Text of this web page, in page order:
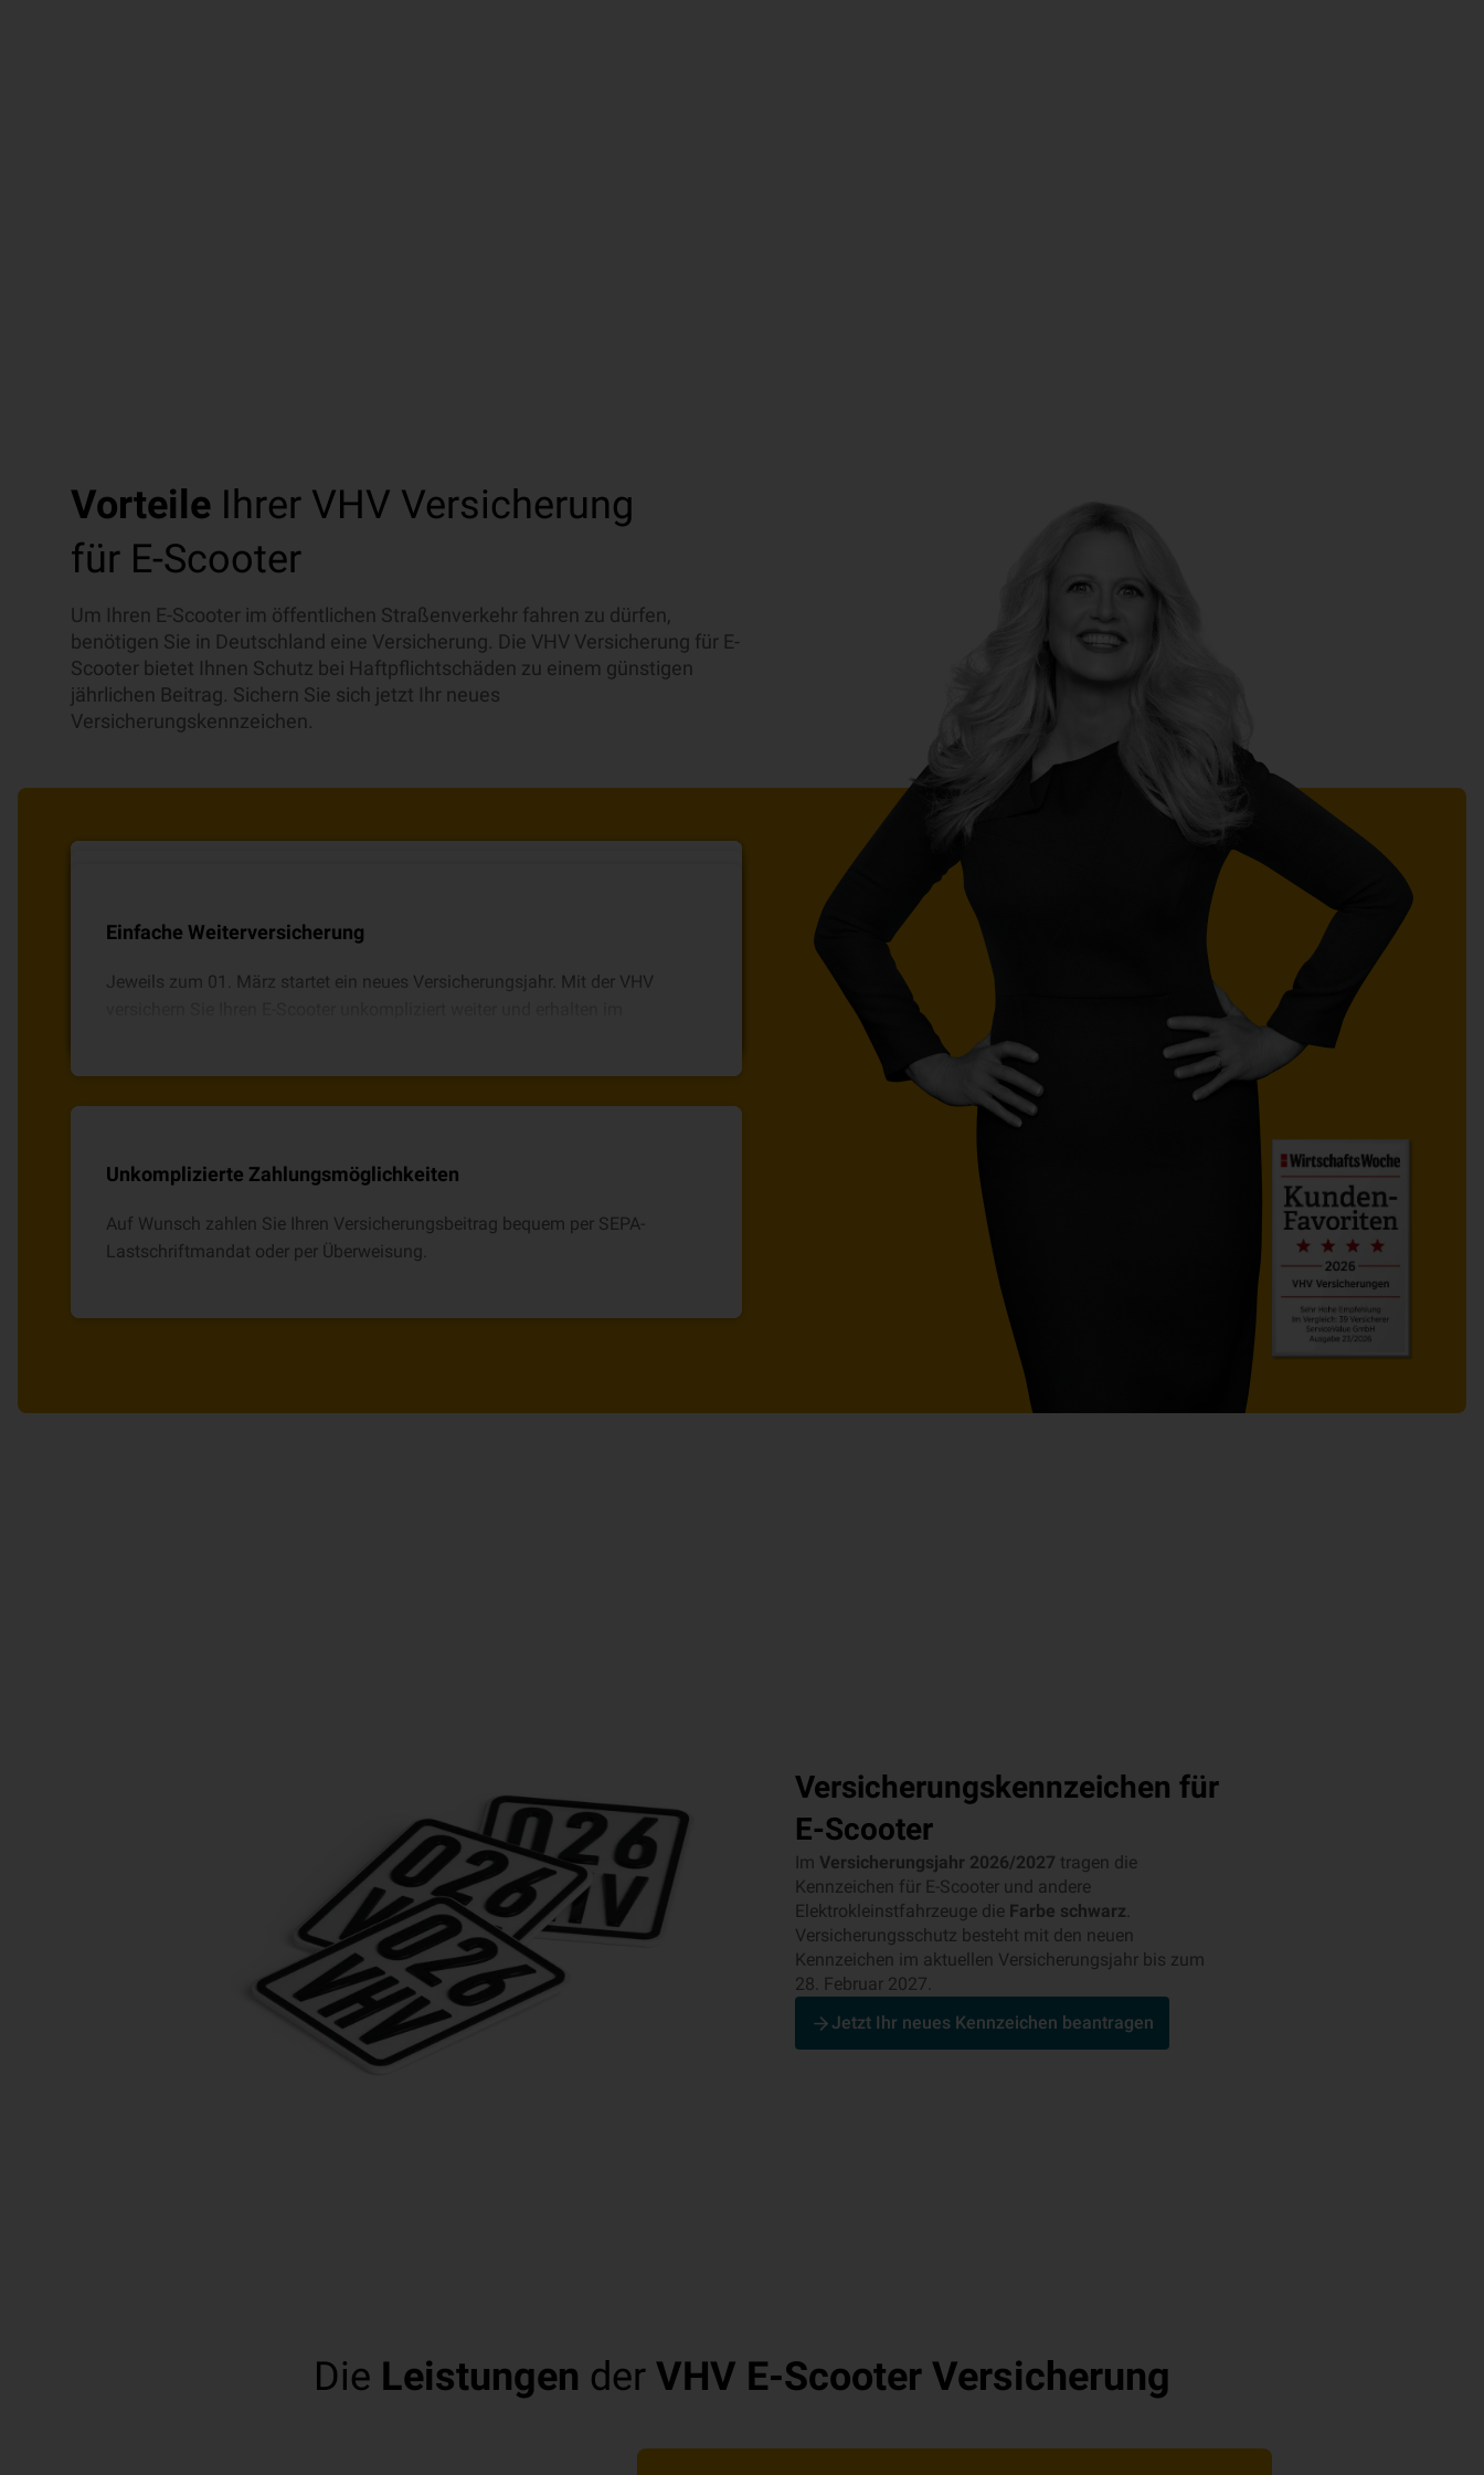
Vorteile Ihrer VHV Versicherung
für E-Scooter
Um Ihren E-Scooter im öffentlichen Straßenverkehr fahren zu dürfen,
benötigen Sie in Deutschland eine Versicherung. Die VHV Versicherung für E-
Scooter bietet Ihnen Schutz bei Haftpflichtschäden zu einem günstigen
jährlichen Beitrag. Sichern Sie sich jetzt Ihr neues
Versicherungskennzeichen.
Vermögensschäden sind Sie bestens abgesichert. Bei Personenschäden bis
direkt zu Ihnen nach Hause geschickt.
Versicherung für E-Scooter abgesichert.
Praktischer Online-Abschluss möglich
Einfache Weiterversicherung
Jeweils zum 01. März startet ein neues Versicherungsjahr. Mit der VHV
Unkomplizierte Zahlungsmöglichkeiten
Auf Wunsch zahlen Sie Ihren Versicherungsbeitrag bequem per SEPA-
Lastschriftmandat oder per Überweisung.
Versicherungskennzeichen für
E-Scooter
Im Versicherungsjahr 2026/2027 tragen die
Kennzeichen für E-Scooter und andere
Elektrokleinstfahrzeuge die Farbe schwarz.
Versicherungsschutz besteht mit den neuen
Kennzeichen im aktuellen Versicherungsjahr bis zum
28. Februar 2027.
Jetzt Ihr neues Kennzeichen beantragen
Die Leistungen der VHV E-Scooter Versicherung